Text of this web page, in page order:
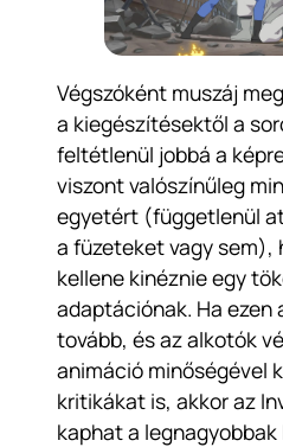
Végszóként muszáj
a kiegészítésektől a
feltétlenül jobbá a
viszont valószínűleg
egyetért (függetlenül
a füzeteket vagy sem),
kellene kinéznie egy
adaptációnak. Ha ezen
tovább, és az alkotók
animáció minőségével
kritikákat is, akkor az
kaphat a legnagyobbak